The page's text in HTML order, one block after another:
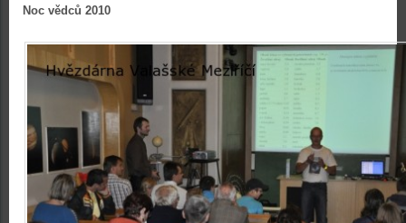
Noc vědců 2010